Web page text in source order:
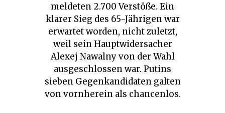
meldeten 2.700 Verstöße. Ein
klarer Sieg des 65-Jährigen war
erwartet worden, nicht zuletzt,
weil sein Hauptwidersacher
Alexej Nawalny von der Wahl
ausgeschlossen war. Putins
sieben Gegenkandidaten galten
von vornherein als chancenlos.